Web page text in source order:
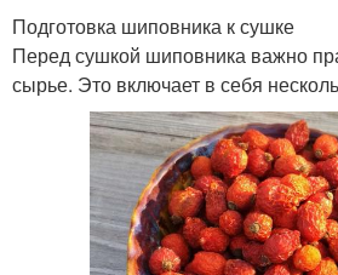
Подготовка шиповника к сушке
Перед сушкой шиповника важно
сырье. Это включает в себя